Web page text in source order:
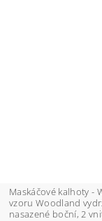
Maskáčové kalhoty - Woodland Kvalitní kalhoty
vzoru Woodland vydrží i velkou